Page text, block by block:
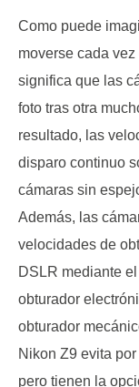
Como puede
moverse cada
significa que las
foto tras otra
resultado, las
disparo continuo
cámaras sin
Además, las
velocidades de
DSLR mediante
obturador
obturador
Nikon Z9 evita
pero tienen la